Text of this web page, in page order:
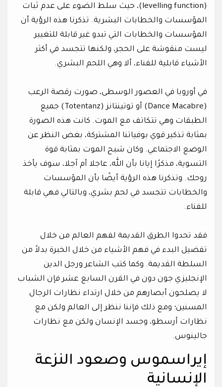
(levelling function)، حيث سلط الضوء على عدم ثبات
المؤسسات والخطابات البشرية. تذكرنا هذه الرؤية أن
المؤسسات والخطابات التي تبدو غير قابلة للتغيير
ليست منقوشة على الحجر، ولكنها تتجسد في أكثر
الأشياء قابلية للفناء، ألا وهي اللحم البشري.
في أوروبا في العصور الوسطى، صورت رقصة الرعب
(Dance Macabre) أو توتينتانز (Totentanz) جميع
الطبقات وهي تتكاتف مع الموت. كانت هذه الصورة
بمثابة تذكير قوي بوفياتنا المشتركة، بغض النظر عن
الوضع الاجتماعي. وكان شبح الموت بمثابة قوة
التسوية، مذكرًا إيانا بأن الله، عاجلا أم آجلا، سوف يأخذ
روحك. وتذكرنا هذه الرؤية أيضًا بأن المؤسسات
والخطابات تتجسد في لحم بشري، وبالتالي فهي قابلة
للفناء.
فقد تحدوا الطرق القديمة لفهم العالم من خلال
تفضيل البدء في فهم الأشياء من خلال الخبرة بدلاً من
السلطة القديمة. وكما كتب الشاعر ورجل الدين
الإنجليزي جون دون في القرن السابع عشر فإن الشباب
لا يصلحون أبصارهم من خلال ارتداء نظارات الرجال
المسنين؛ ومع ذلك فإننا ننظر إلى العالم ولكن مع
نظارات أرسطو، وجسد الإنسان ولكن مع نظارات
جالينوس.
إيراسموس وصعود النزعة
الإنسانية